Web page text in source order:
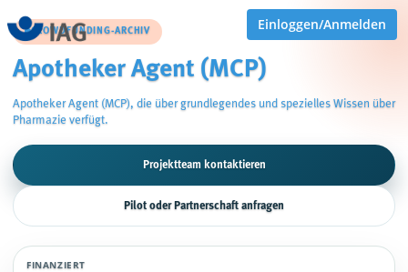
Einloggen/Anmelden
CROWDFUNDING-ARCHIV
Apotheker Agent (MCP)
Apotheker Agent (MCP), die über grundlegendes und spezielles Wissen über
Pharmazie verfügt.
Projektteam kontaktieren
Pilot oder Partnerschaft anfragen
FINANZIERT